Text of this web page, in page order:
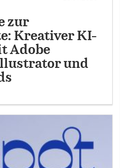
zur
Kreativer KI-
Adobe
und